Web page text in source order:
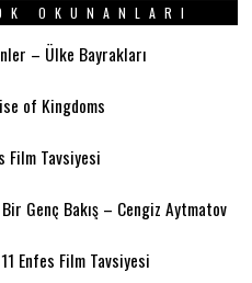
OKUNANLARI
– Ülke Bayrakları
of Kingdoms
Film Tavsiyesi
Genç Bakış – Cengiz Aytmatov
Enfes Film Tavsiyesi